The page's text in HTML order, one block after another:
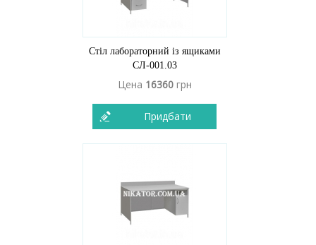
Стіл лабораторний із ящиками
СЛ-001.03
Цена 16360грн
Придбати